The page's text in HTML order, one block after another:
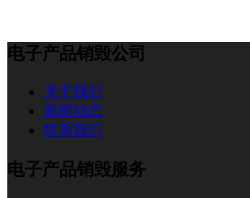
电子产品销毁公司
关于我们
新闻动态
联系我们
电子产品销毁服务